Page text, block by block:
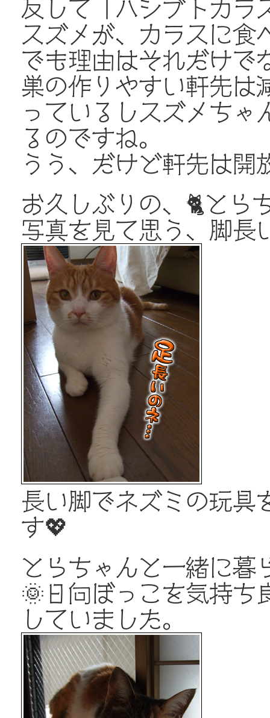
反して「ハシブトカラ
スズメが、カラスに食
でも理由はそれだけで
巣の作りやすい軒先は
っているしスズメちゃ
るのですね。
うう、だけど軒先は開
お久しぶりの、🐈とら
写真を見て思う、脚長
長い脚でネズミの玩具
す💖
とらちゃんと一緒に暮
🌞日向ぼっこを気持ち
していました。